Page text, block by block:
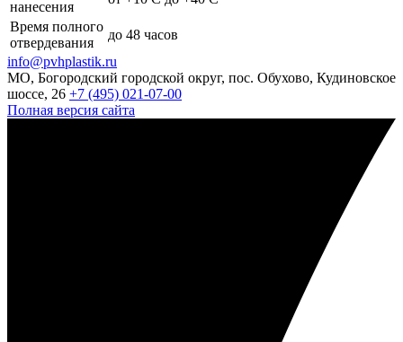
нанесения
Время полного
отвердевания
до 48 часов
info@pvhplastik.ru
МО, Богородский городской округ, пос. Обухово, Кудиновское
шоссе, 26 +7 (495) 021-07-00
Полная версия сайта